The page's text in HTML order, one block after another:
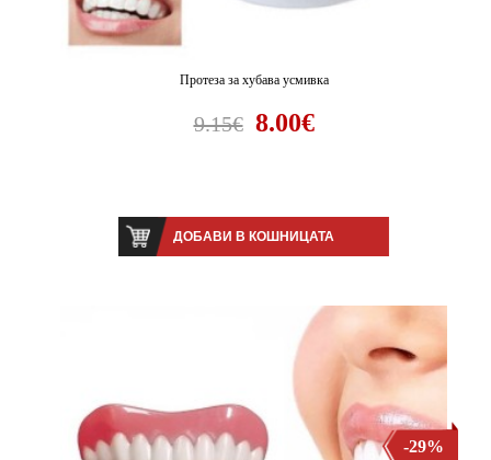
Протеза за хубава усмивка
9.15€ 8.00€
ДОБАВИ В КОШНИЦАТА
-29%